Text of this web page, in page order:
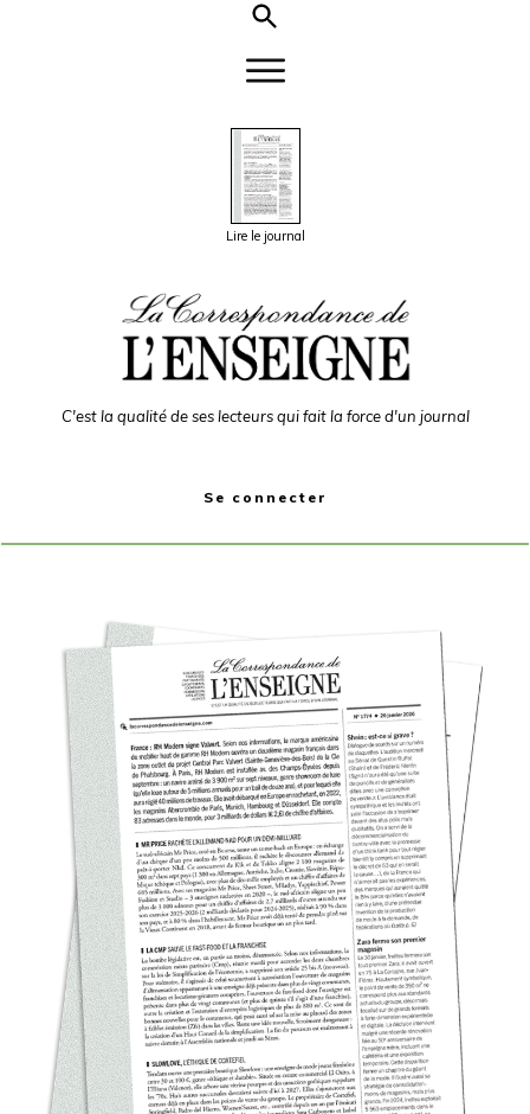
Lire le journal
C'est la qualité de ses lecteurs qui fait la force d'un journal
Se connecter